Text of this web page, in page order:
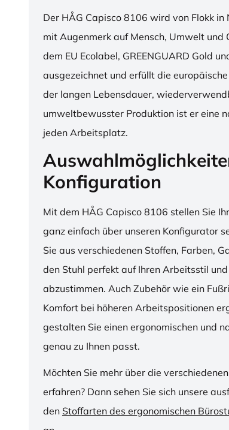
Der HÅG Capisco 8106 wird von Flokk
mit Augenmerk auf Mensch, Umwelt
dem EU Ecolabel, GREENGUARD Gold
ausgezeichnet und erfüllt die
der langen Lebensdauer,
umweltbewusster Produktion ist er eine
jeden Arbeitsplatz.
Konfiguration
Mit dem HÅG Capisco 8106 stellen Sie
ganz einfach über unseren Konfigurator
Sie aus verschiedenen Stoffen, Farben,
den Stuhl perfekt auf Ihren Arbeitsstil
abzustimmen. Auch Zubehör wie ein
Komfort bei höheren Arbeitspositionen
gestalten Sie einen ergonomischen und
genau zu Ihnen passt.
Möchten Sie mehr über die
erfahren? Dann sehen Sie sich unsere
den Stoffarten des ergonomischen